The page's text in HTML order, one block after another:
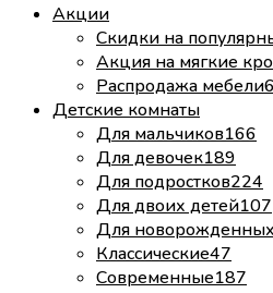
Акции
Скидки на
Акция на мягкие
Распродажа мебели6
Детские комнаты
Для мальчиков166
Для девочек189
Для подростков224
Для двоих детей107
Для новорожденных
Классические47
Современные187